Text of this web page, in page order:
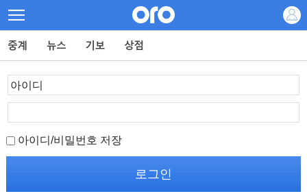
아이디/비밀번호 저장